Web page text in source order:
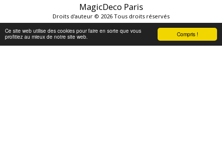
Compris !
Ce site web utilise des cookies pour faire en sorte que vous
profitiez au mieux de notre site web.
MagicDeco Paris
Droits d'auteur © 2026 Tous droits réservés
Politique de
Confidentialité| Accessibilité